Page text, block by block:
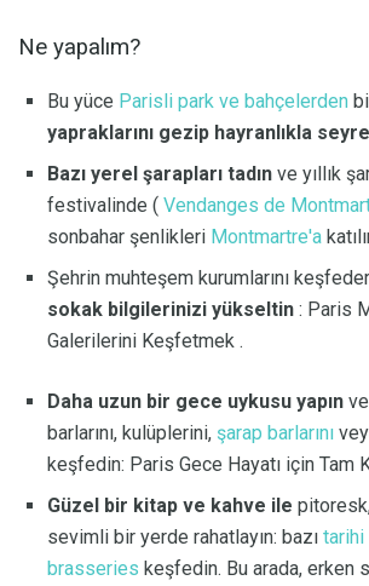
Ne yapalım?
Bu yüce Parisli park ve bahçelerden
yapraklarını gezip hayranlıkla
Bazı yerel şarapları tadın ve yıllık
festivalinde ( Vendanges de
sonbahar şenlikleri Montmartre'a
Şehrin muhteşem kurumlarını
sokak bilgilerinizi yükseltin : Paris
Galerilerini Keşfetmek .
Daha uzun bir gece uykusu yapın
barlarını, kulüplerini, şarap barlarını
keşfedin: Paris Gece Hayatı için Tam
Güzel bir kitap ve kahve ile
sevimli bir yerde rahatlayın: bazı
brasseries keşfedin. Bu arada, erken